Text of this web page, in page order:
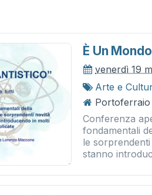
È Un
venerdì 19
Arte e
Portoferraio
Conferenza
fondamentali
le
stanno